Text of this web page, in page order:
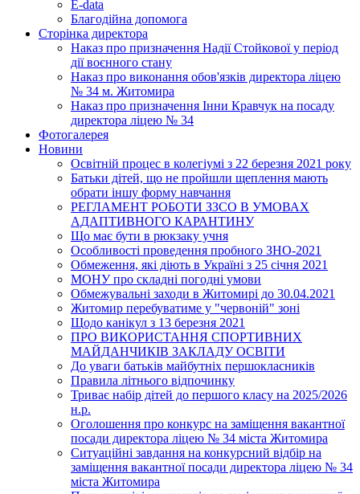
E-data
Благодійна допомога
Сторінка директора
Наказ про призначення Надії Стойкової у період
дії воєнного стану
Наказ про виконання обов'язків директора ліцею
№ 34 м. Житомира
Наказ про призначення Інни Кравчук на посаду
директора ліцею № 34
Фотогалерея
Новини
Освітній процес в колегіумі з 22 березня 2021 року
Батьки дітей, що не пройшли щеплення мають
обрати іншу форму навчання
РЕГЛАМЕНТ РОБОТИ ЗЗСО В УМОВАХ
АДАПТИВНОГО КАРАНТИНУ
Що має бути в рюкзаку учня
Особливості проведення пробного ЗНО-2021
Обмеження, які діють в Україні з 25 січня 2021
МОНУ про складні погодні умови
Обмежувальні заходи в Житомирі до 30.04.2021
Житомир перебуватиме у "червоній" зоні
Щодо канікул з 13 березня 2021
ПРО ВИКОРИСТАННЯ СПОРТИВНИХ
МАЙДАНЧИКІВ ЗАКЛАДУ ОСВІТИ
До уваги батьків майбутніх першокласників
Правила літнього відпочинку
Триває набір дітей до першого класу на 2025/2026
н.р.
Оголошення про конкурс на заміщення вакантної
посади директора ліцею № 34 міста Житомира
Ситуаційні завдання на конкурсний відбір на
заміщення вакантної посади директора ліцею № 34
міста Житомира